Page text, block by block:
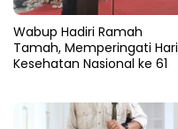
Wabup Hadiri Ramah
Tamah, Memperingati Hari
Kesehatan Nasional ke 61